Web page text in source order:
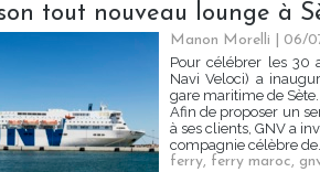
tout nouveau lounge à
Manon Morelli | 06/
Pour célébrer les 30
Navi Veloci) a
gare maritime de Sète.
Afin de proposer un
à ses clients, GNV a
compagnie célèbre
ferry, ferry maroc,